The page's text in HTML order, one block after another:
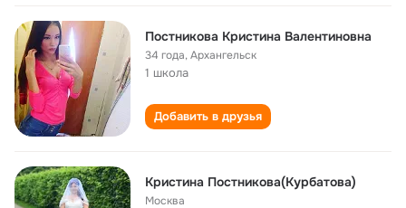
Постникова Кристина Валентиновна
34 года,Архангельск
1 школа
Добавить в друзья
Кристина Постникова(Курбатова)
Москва